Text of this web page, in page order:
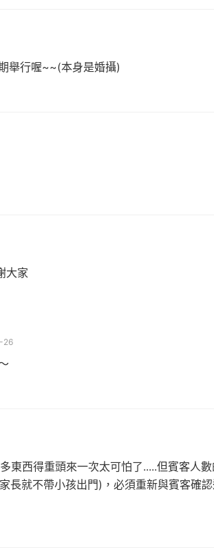
舉行喔~~(本身是婚攝)
大家
26
東西得重頭來一次太可怕了.....但賓客人數
長就不帶小孩出門)，必須重新與賓客確